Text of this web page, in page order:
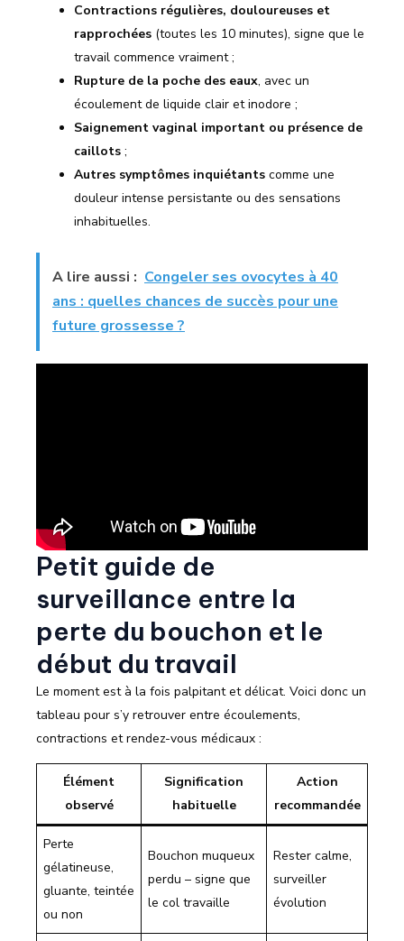
Contractions régulières, douloureuses et
rapprochées (toutes les 10 minutes), signe que le
travail commence vraiment ;
Rupture de la poche des eaux, avec un
écoulement de liquide clair et inodore ;
Saignement vaginal important ou présence de
caillots ;
Autres symptômes inquiétants comme une
douleur intense persistante ou des sensations
inhabituelles.
A lire aussi : Congeler ses ovocytes à 40
ans : quelles chances de succès pour une
future grossesse ?
Petit guide de
surveillance entre la
perte du bouchon et le
début du travail
Le moment est à la fois palpitant et délicat. Voici donc un
tableau pour s’y retrouver entre écoulements,
contractions et rendez-vous médicaux :
Élément
observé
Signification
habituelle
Action
recommandée
Perte
gélatineuse,
gluante, teintée
ou non
Bouchon muqueux
perdu – signe que
le col travaille
Rester calme,
surveiller
évolution